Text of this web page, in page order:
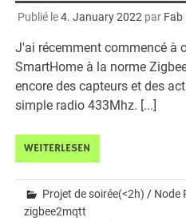
Publié le4. January 2022par Fab
J'ai récemment commencé à
SmartHome à la norme
encore des capteurs et des
simple radio 433Mhz. [...]
WEITERLESEN
Projet de soirée(<2h) / Node
zigbee2mqtt